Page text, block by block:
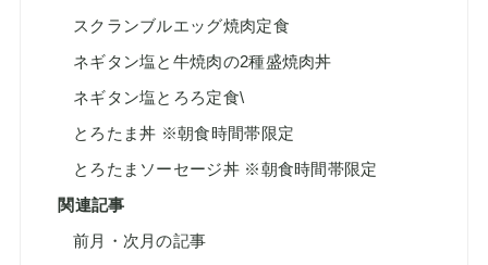
スクランブルエッグ焼肉定食
ネギタン塩と牛焼肉の2種盛焼肉丼
ネギタン塩とろろ定食\
とろたま丼 ※朝食時間帯限定
とろたまソーセージ丼 ※朝食時間帯限定
関連記事
前月・次月の記事